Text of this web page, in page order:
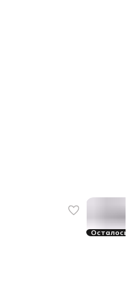
Осталось